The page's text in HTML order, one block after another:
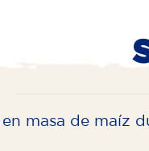
masa de maíz